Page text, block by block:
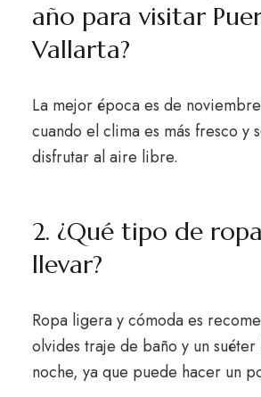
año para visitar
Vallarta?
La mejor época es de
cuando el clima es más fresco y
disfrutar al aire libre.
2. ¿Qué tipo de
llevar?
Ropa ligera y cómoda es
olvides traje de baño y un
noche, ya que puede hacer un